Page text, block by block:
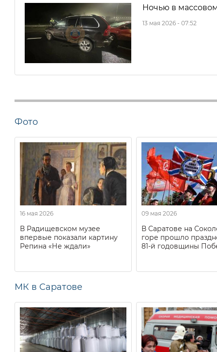
Ночью в
13 мая 2026 - 07:52
Фото
16 мая 2026
В Радищевском музее
впервые показали картину
Репина «Не ждали»
09 мая 2026
В Саратове на
горе прошло
81-й годовщины
МК в Саратове